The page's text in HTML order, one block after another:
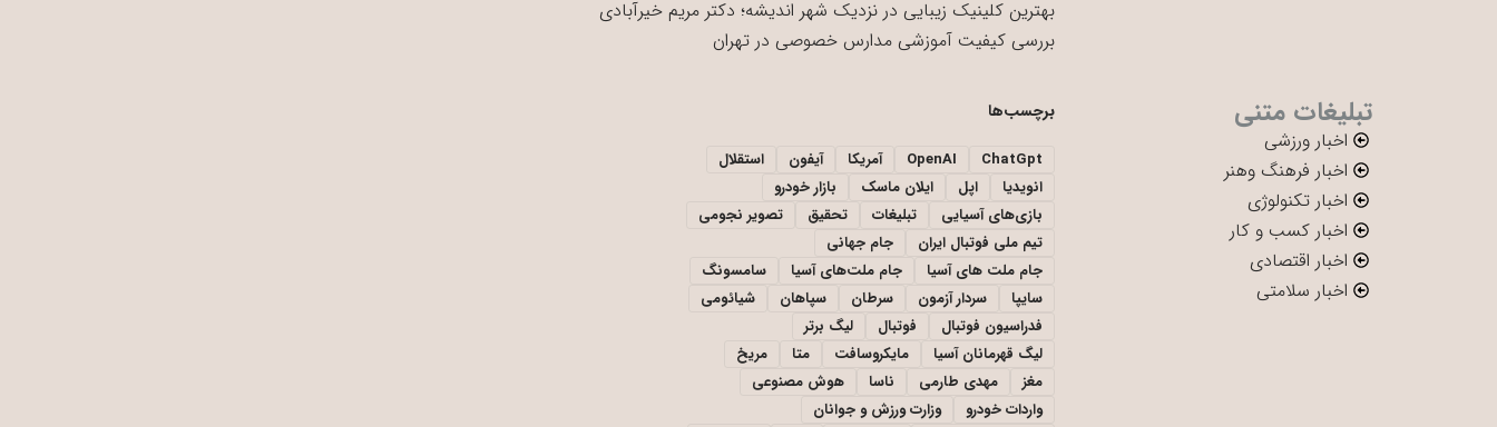
بهترین کلینیک زیبایی در نزدیک شهر اندیشه؛ دکتر مریم خیرآبادی
بررسی کیفیت آموزشی مدارس خصوصی در تهران
تبلیغات متنی
اخبار ورزشی
اخبار فرهنگ وهنر
اخبار تکنولوژی
اخبار کسب و کار
اخبار اقتصادی
اخبار سلامتی
برچسب‌ها
ChatGpt
OpenAI آمریکا آیفون
استقلال
انویدیا
اپل ایلان ماسک
بازار خودرو
بازی‌های آسیایی
تبلیغات تحقیق
تصویر نجومی
تیم ملی فوتبال ایران
جام جهانی
جام ملت های آسیا
جام ملت‌های آسیا
سامسونگ
سایپا
سردار آزمون سرطان سپاهان
شیائومی
فدراسیون فوتبال
فوتبال
لیگ برتر
لیگ قهرمانان آسیا
مایکروسافت متا
مریخ
مغز
مهدی طارمی ناسا
هوش مصنوعی
واردات خودرو
وزارت ورزش و جوانان